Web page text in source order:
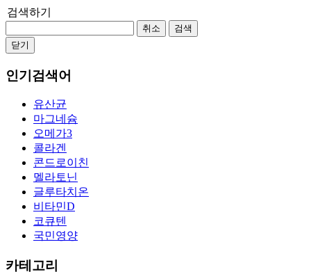
검색하기
취소
검색
닫기
인기검색어
유산균
마그네슘
오메가3
콜라겐
콘드로이친
멜라토닌
글루타치온
비타민D
코큐텐
국민영양
카테고리